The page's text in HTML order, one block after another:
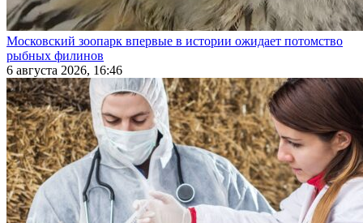
Московский зоопарк впервые в истории ожидает потомство
рыбных филинов
6 августа 2026, 16:46